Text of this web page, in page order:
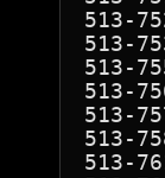
513-
513-
513-
513-
513-
513-
513-